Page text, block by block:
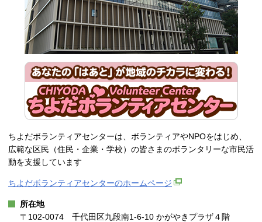
ちよだボランティアセンターは、ボランティアやNPOをはじめ、
広範な区民（住民・企業・学校）の皆さまのボランタリーな市民活
動を支援しています
ちよだボランティアセンターのホームページ
所在地
〒102-0074 千代田区九段南1-6-10 かがやきプラザ４階